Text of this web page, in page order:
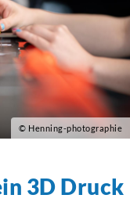
© Henning-photographie
3D Druck